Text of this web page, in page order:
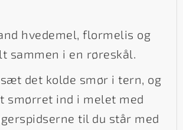
hvedemel, flormelis og
sammen i en røreskål.
det kolde smør i tern, og
smørret ind i melet med
til du står med